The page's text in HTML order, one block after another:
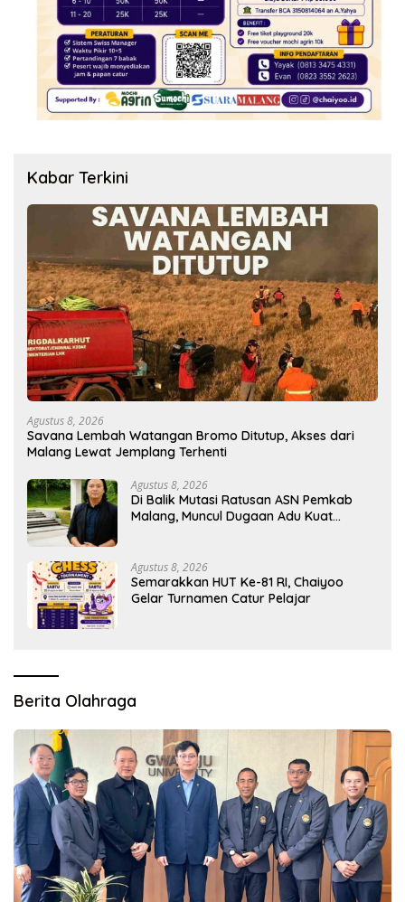
Kabar Terkini
Agustus 8, 2026
Savana Lembah Watangan Bromo Ditutup, Akses dari
Malang Lewat Jemplang Terhenti
Agustus 8, 2026
Di Balik Mutasi Ratusan ASN Pemkab
Malang, Muncul Dugaan Adu Kuat
Agustus 8, 2026
Semarakkan HUT Ke-81 RI, Chaiyoo
Gelar Turnamen Catur Pelajar
Berita Olahraga